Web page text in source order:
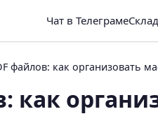
Чат в Телеграме
файлов: как организовать
как